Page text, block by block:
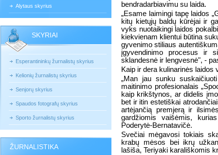
Alytaus skyrius
SKYRIAI
Esperantininkų žurnalistų skyrius
Kelionių žurnalistų skyrius
Senjorų skyrius
Spaudos fotografų skyrius
Sporto žurnalistų skyrius
ŽURNALISTIKA
bendradarbiavimu su laida.
„Esame laimingi tapę laidos
kitų kietųjų baldų kūrėjai ir
vyks nuotaikingi laidos
kiekvienam klientui būtina
gyvenimo stiliaus
įgyvendinimo procesus ir
sklandesnė ir lengvesnė", -
Kaip ir dera kulinarinės
„Man jau sunku
maitinimo profesionalais
kaip krikštynos, ar didelis
bet ir itin estetiškai
artėjančią premjerą ir
gardžiomis vaišėmis,
Poderytė-Bernatavičė.
Svečiai mėgavosi tokiais
krabų mėsos bei ikrų
lašiša, Teriyaki karališkomis